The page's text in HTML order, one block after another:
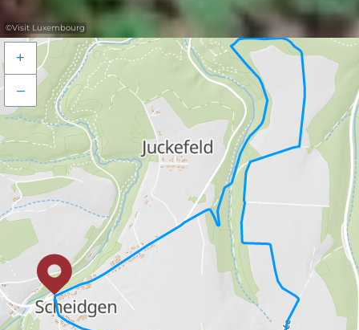
©Visit Luxembourg
+
–